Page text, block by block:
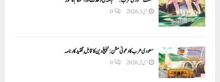
مئی 3, 2026 0
سعودی عرب کا دعوتی مشن: تبلیغ دین کا قابلِ تقلید کارنامہ
مئی 2, 2026 0